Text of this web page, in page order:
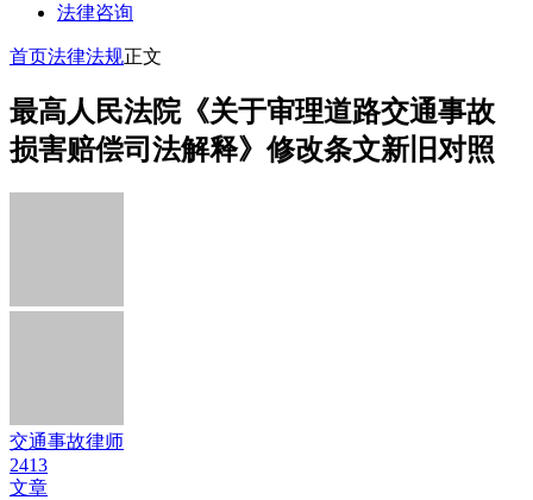
法律咨询
首页法律法规正文
最高人民法院《关于审理道路交通事故
损害赔偿司法解释》修改条文新旧对照
交通事故律师
2413
文章